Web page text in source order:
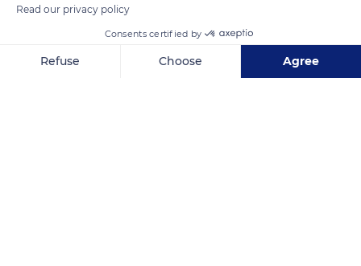
TRANSLATE
Read our privacy policy
Consents certified by
Refuse Choose Agree